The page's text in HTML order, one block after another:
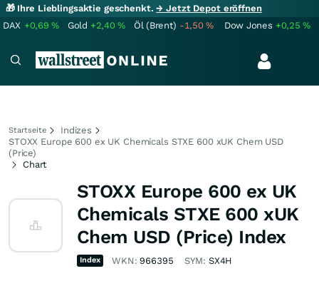
🎁 Ihre Lieblingsaktie geschenkt.→ Jetzt Depot eröffnen
DAX +0,69% Gold +2,40% Öl (Brent) -1,50% Dow Jones +0,25%
Startseite
Indizes
STOXX Europe 600 ex UK Chemicals STXE 600 xUK Chem USD
(Price)
Chart
STOXX Europe 600 ex UK
Chemicals STXE 600 xUK
Chem USD (Price) Index
Index WKN:966395 SYM: SX4H